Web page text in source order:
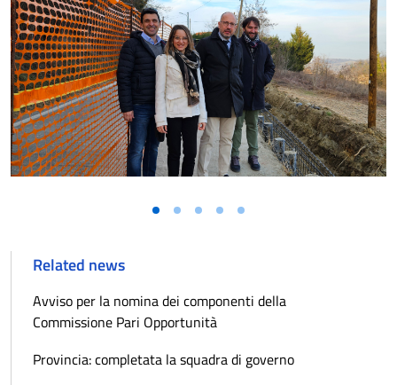
Related news
Avviso per la nomina dei componenti della
Commissione Pari Opportunità
Provincia: completata la squadra di governo